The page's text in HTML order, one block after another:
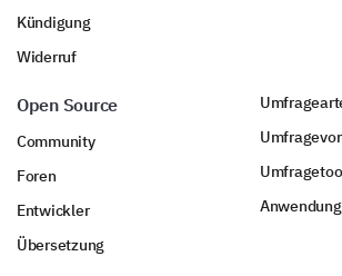
folgenden Eigenschaften im
Kündigung
Widerruf
Open Source
Community
Foren
Entwickler
Übersetzung